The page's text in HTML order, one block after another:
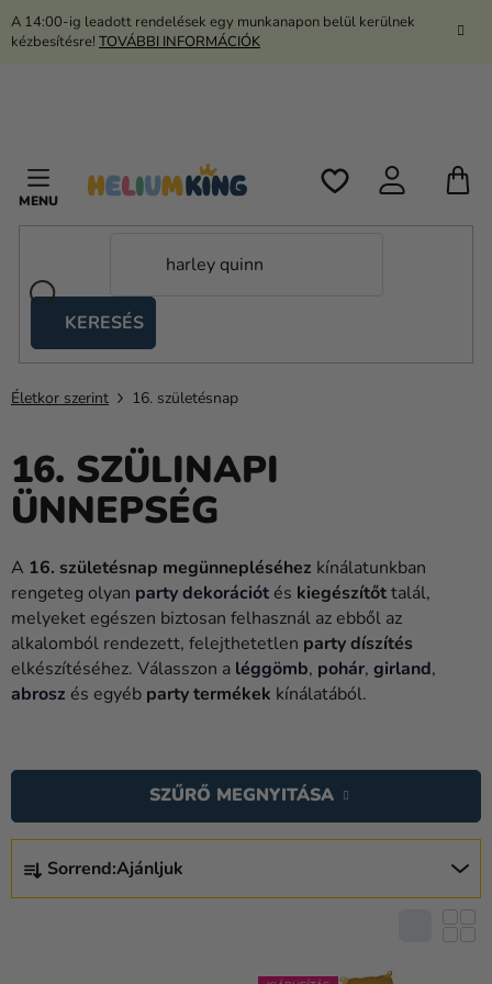
Ugrás
A 14:00-ig leadott rendelések egy munkanapon belül kerülnek
kézbesítésre! TOVÁBBI INFORMÁCIÓK
KERESÉS
sátrak
Kanekalon
Hélium
és
Lufik
Party
Dekoráció
és
kiegészítők
Sütés
Újdonság
Életkor szerint 16. születésnap
16. SZÜLINAPI
ÜNNEPSÉG
A 16. születésnap megünnepléséhez kínálatunkban
rengeteg olyan party dekorációt és kiegészítőttalál,
melyeket egészen biztosan felhasznál az ebből az
alkalomból rendezett, felejthetetlen party díszítés
elkészítéséhez. Válasszon a léggömb, pohár, girland,
abrosz és egyéb party termékek kínálatából.
E
R
Sorrend:Ajánljuk
SZŰRŐ MEGNYITÁSA
E
R
M
É
K